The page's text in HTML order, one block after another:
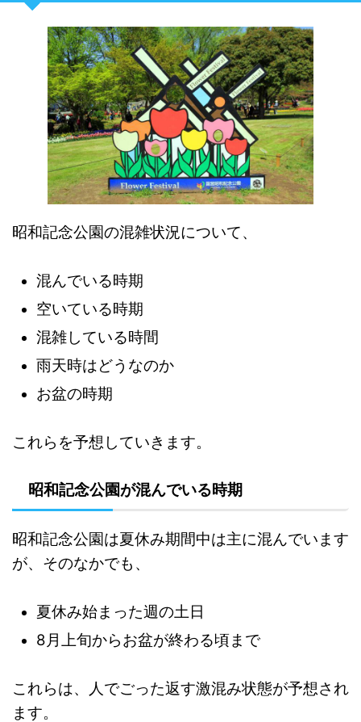
昭和記念公園の混雑状況について、
混んでいる時期
空いている時期
混雑している時間
雨天時はどうなのか
お盆の時期
これらを予想していきます。
昭和記念公園が混んでいる時期
昭和記念公園は夏休み期間中は主に混んでいます
が、そのなかでも、
夏休み始まった週の土日
8月上旬からお盆が終わる頃まで
これらは、人でごった返す激混み状態が予想され
ます。